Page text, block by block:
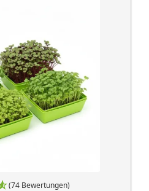
(74 Bewertungen)